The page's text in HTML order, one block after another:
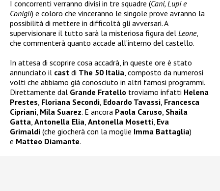
I concorrenti verranno divisi in tre squadre (Cani, Lupi e
Conigli) e coloro che vinceranno le singole prove avranno la
possibilità di mettere in difficoltà gli avversari. A
supervisionare il tutto sarà la misteriosa figura del Leone,
che commenterà quanto accade all’interno del castello.
In attesa di scoprire cosa accadrà, in queste ore è stato
annunciato il cast di The 50 Italia, composto da numerosi
volti che abbiamo già conosciuto in altri famosi programmi.
Direttamente dal Grande Fratello troviamo infatti Helena
Prestes, Floriana Secondi, Edoardo Tavassi, Francesca
Cipriani, Mila Suarez. E ancora Paola Caruso, Shaila
Gatta, Antonella Elia, Antonella Mosetti, Eva
Grimaldi (che giocherà con la moglie Imma Battaglia)
e Matteo Diamante.